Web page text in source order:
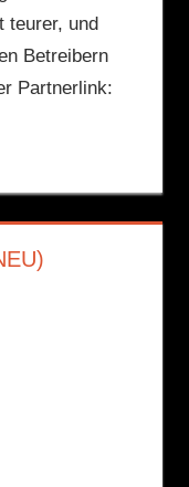
teurer, und
Betreibern
Partnerlink: